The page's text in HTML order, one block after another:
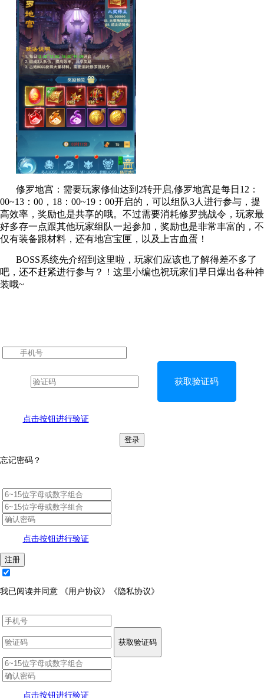
修罗地宫：需要玩家修仙达到2转开启,修罗地宫是每日12：
00~13：00，18：00~19：00开启的，可以组队3人进行参与，提
高效率，奖励也是共享的哦。不过需要消耗修罗挑战令，玩家最
好多存一点跟其他玩家组队一起参加，奖励也是非常丰富的，不
仅有装备跟材料，还有地宫宝匣，以及上古血蛋！
BOSS系统先介绍到这里啦，玩家们应该也了解得差不多了
吧，还不赶紧进行参与？！这里小编也祝玩家们早日爆出各种神
装哦~
获取验证码
点击按钮进行验证
登录
忘记密码？
点击按钮进行验证
注册
我已阅读并同意 《用户协议》 《隐私协议》
获取验证码
点击按钮进行验证